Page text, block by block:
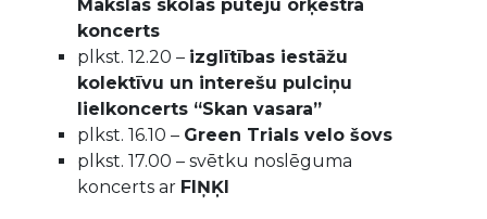
Mākslas skolas pūtēju orķestra
koncerts
plkst. 12.20 – izglītības iestāžu
kolektīvu un interešu pulciņu
lielkoncerts “Skan vasara”
plkst. 16.10 – Green Trials velo šovs
plkst. 17.00 – svētku noslēguma
koncerts ar FIŅĶI